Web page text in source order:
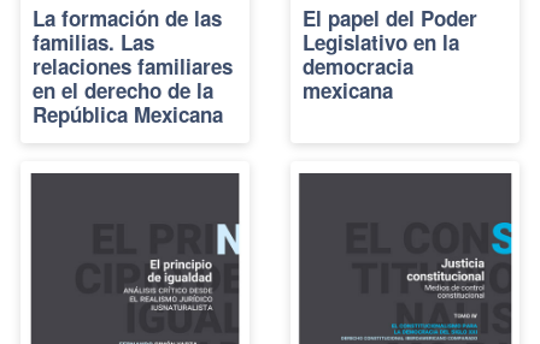
La formación de las
familias. Las
relaciones familiares
en el derecho de la
República Mexicana
El papel del Poder
Legislativo en la
democracia
mexicana